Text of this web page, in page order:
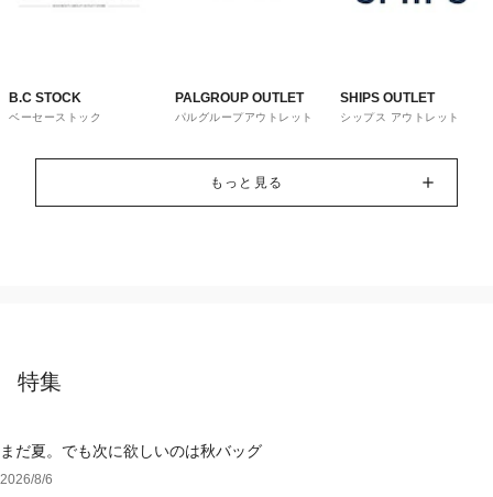
B.C STOCK
ベーセーストック
PALGROUP OUTLET
パルグループアウトレット
SHIPS OUTLET
シップス アウトレット
もっと見る
特集
まだ夏。でも次に欲しいのは秋バッグ
2026/8/6